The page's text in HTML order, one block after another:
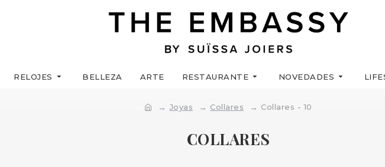
RELOJES BELLEZA ARTE RESTAURANTE NOVEDADES
Joyas Collares Collares - 10
COLLARES